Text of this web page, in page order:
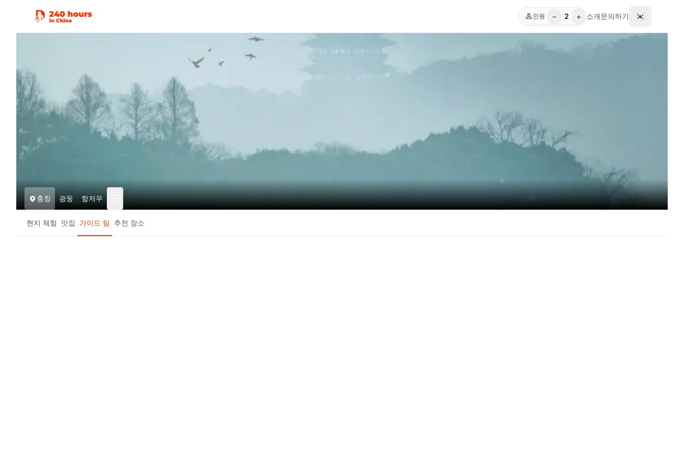
인원 − 2 + 소개문의하기 🇰🇷
충칭 광둥 항저우
현지 체험 맛집 가이드 팀 추천 장소